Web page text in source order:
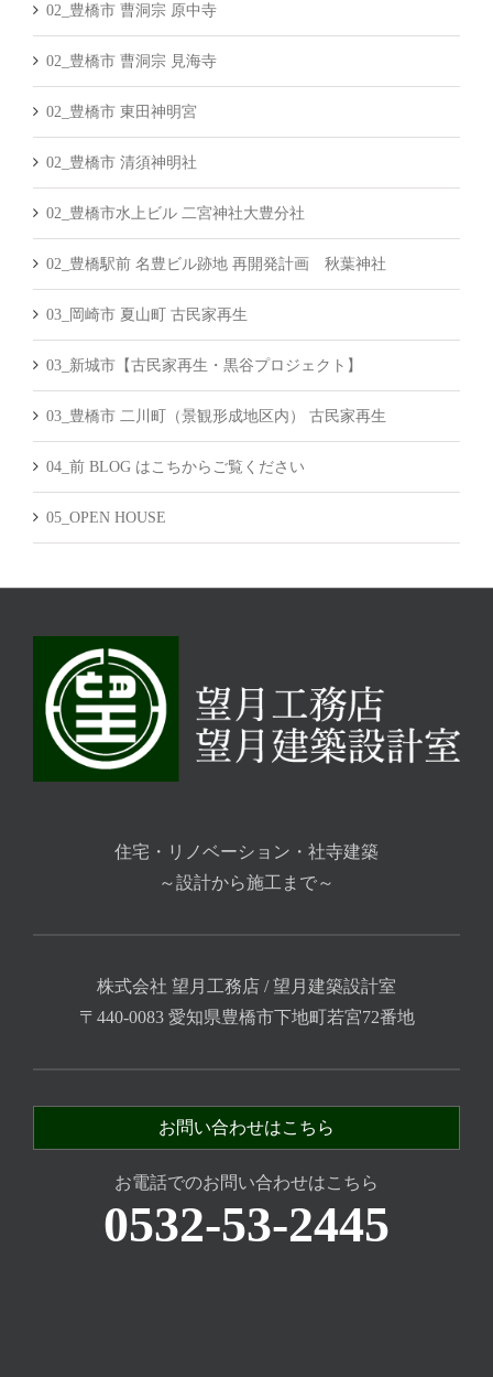
02_豊橋市 曹洞宗 原中寺
02_豊橋市 曹洞宗 見海寺
02_豊橋市 東田神明宮
02_豊橋市 清須神明社
02_豊橋市水上ビル 二宮神社大豊分社
02_豊橋駅前 名豊ビル跡地 再開発計画 秋葉神社
03_岡崎市 夏山町 古民家再生
03_新城市【古民家再生・黒谷プロジェクト】
03_豊橋市 二川町（景観形成地区内） 古民家再生
04_前 BLOG はこちからご覧ください
05_OPEN HOUSE
住宅・リノベーション・社寺建築
～設計から施工まで～
株式会社 望月工務店 / 望月建築設計室
〒440-0083 愛知県豊橋市下地町若宮72番地
お問い合わせはこちら
お電話でのお問い合わせはこちら
0532-53-2445